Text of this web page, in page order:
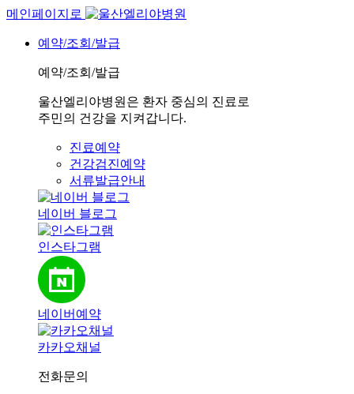
메인페이지로
예약/조회/발급
예약/조회/발급
울산엘리야병원은 환자 중심의 진료로
주민의 건강을 지켜갑니다.
진료예약
건강검진예약
서류발급안내
네이버 블로그
인스타그램
네이버예약
카카오채널
전화문의